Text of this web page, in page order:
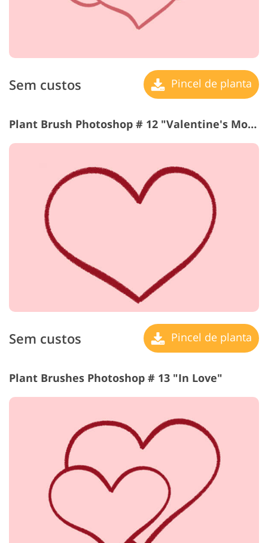
Sem custos Pincel de planta
Plant Brush Photoshop # 12 "Valentine's Mood"
Sem custos Pincel de planta
Plant Brushes Photoshop # 13 "In Love"